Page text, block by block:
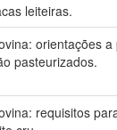
leiteiras.
orientações
pasteurizados.
requisitos